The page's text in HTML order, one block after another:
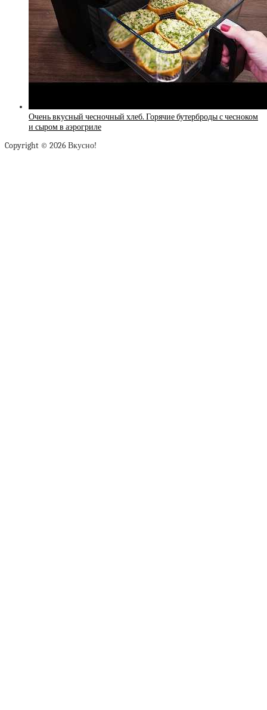
Очень вкусный чесночный хлеб. Горячие бутерброды с чесноком
и сыром в аэрогриле
Copyright © 2026 Вкусно!